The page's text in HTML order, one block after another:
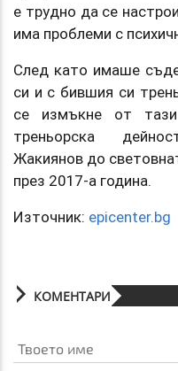
е трудно да се
има проблеми с
След като имаше
си и с бившия си
се измъкне от
треньорска
Жакиянов до
през 2017-а година.
Източник: epicenter.bg
КОМЕНТАРИ
Твоето име